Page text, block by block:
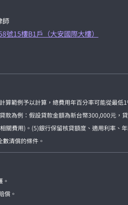
師
號15樓B1戶（大安國際大樓）
範例予以計算，總費用年百分率可能從最低
為例：假設貸款金額為新台幣300,000元，
費用)。(5)銀行保留核貸額度、適用利率、
清償的條件。
償。